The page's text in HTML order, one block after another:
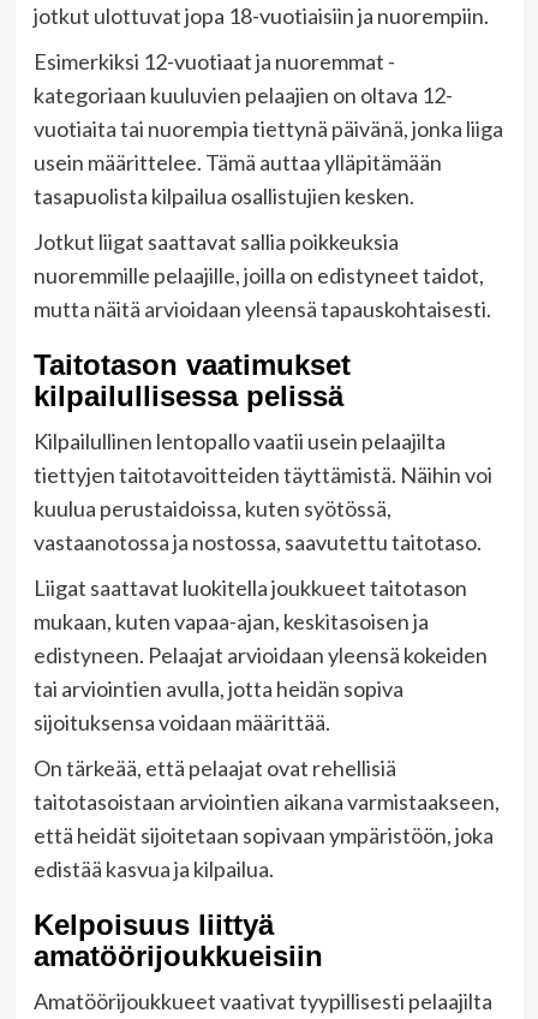
jotkut ulottuvat jopa 18-vuotiaisiin ja nuorempiin.
Esimerkiksi 12-vuotiaat ja nuoremmat -
kategoriaan kuuluvien pelaajien on oltava 12-
vuotiaita tai nuorempia tiettynä päivänä, jonka liiga
usein määrittelee. Tämä auttaa ylläpitämään
tasapuolista kilpailua osallistujien kesken.
Jotkut liigat saattavat sallia poikkeuksia
nuoremmille pelaajille, joilla on edistyneet taidot,
mutta näitä arvioidaan yleensä tapauskohtaisesti.
Taitotason vaatimukset
kilpailullisessa pelissä
Kilpailullinen lentopallo vaatii usein pelaajilta
tiettyjen taitotavoitteiden täyttämistä. Näihin voi
kuulua perustaidoissa, kuten syötössä,
vastaanotossa ja nostossa, saavutettu taitotaso.
Liigat saattavat luokitella joukkueet taitotason
mukaan, kuten vapaa-ajan, keskitasoisen ja
edistyneen. Pelaajat arvioidaan yleensä kokeiden
tai arviointien avulla, jotta heidän sopiva
sijoituksensa voidaan määrittää.
On tärkeää, että pelaajat ovat rehellisiä
taitotasoistaan arviointien aikana varmistaakseen,
että heidät sijoitetaan sopivaan ympäristöön, joka
edistää kasvua ja kilpailua.
Kelpoisuus liittyä
amatöörijoukkueisiin
Amatöörijoukkueet vaativat tyypillisesti pelaajilta